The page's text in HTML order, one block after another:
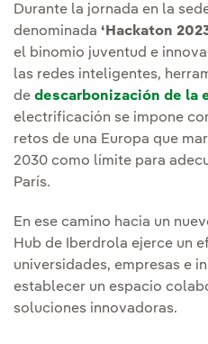
Durante la jornada en la
denominada ‘Hackaton
el binomio juventud e
las redes inteligentes,
de descarbonización de la
electrificación se impone
retos de una Europa que
2030 como límite para
París.
En ese camino hacia un
Hub de Iberdrola ejerce un
universidades, empresas e
establecer un espacio
soluciones innovadoras.